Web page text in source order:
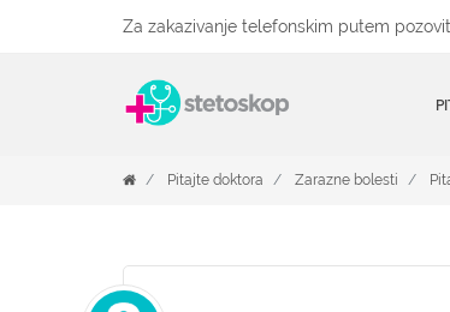
Za zakazivanje telefonskim putem
Pitajte doktora Zarazne bolesti